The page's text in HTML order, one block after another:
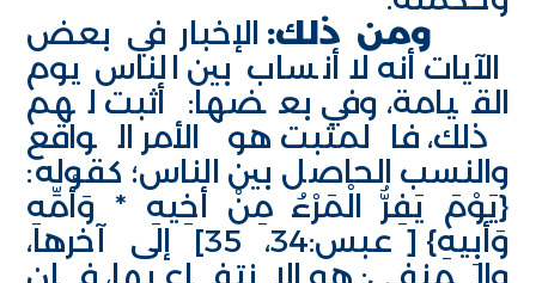
ومن ذلك: الإخبار في بعض
الآيات أنه لا أنساب بين الناس يوم
القيامة، وفي بعضها: أثبت لهم
ذلك، فالمثبت هو الأمر الواقع
والنسب الحاصل بين الناس؛ كقوله:
{يَوْمَ يَفِرُّ الْمَرْءُ مِنْ أَخِيهِ * وَأُمِّهِ
وَأَبِيهِ} [عبس:34، 35] إلى آخرها،